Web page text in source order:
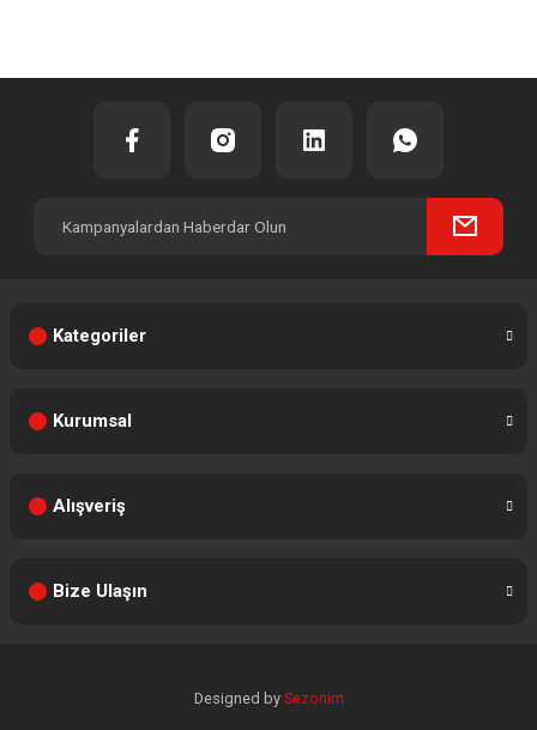
Kategoriler
Kurumsal
Alışveriş
Bize Ulaşın
Designed by Sezonim